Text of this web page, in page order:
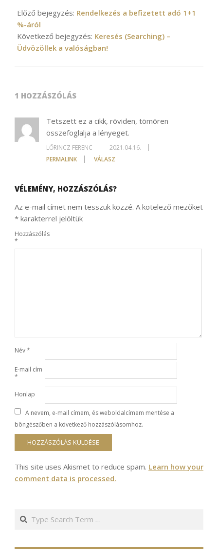
03-
26
Előző bejegyzés: Rendelkezés a befizetett adó 1+1
%-áról
Következő bejegyzés: Keresés (Searching) –
Üdvözöllek a valóságban!
1 HOZZÁSZÓLÁS
Tetszett ez a cikk, röviden, tömören
összefoglalja a lényeget.
LŐRINCZ FERENC
2021.04.16.
PERMALINK
VÁLASZ
VÉLEMÉNY, HOZZÁSZÓLÁS?
Az e-mail címet nem tesszük közzé. A kötelező mezőket
* karakterrel jelöltük
Hozzászólás
*
Név*
E-mail cím
*
Honlap
A nevem, e-mail címem, és weboldalcímem mentése a
böngészőben a következő hozzászólásomhoz.
This site uses Akismet to reduce spam. Learn how your
comment data is processed.
Search